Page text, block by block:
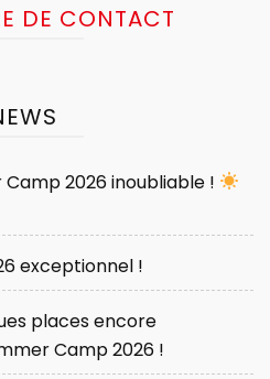
DE CONTACT
2026 inoubliable !
exceptionnel !
places encore
Camp 2026 !